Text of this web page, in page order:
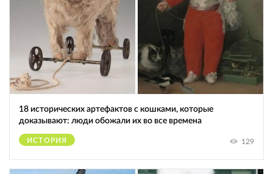
18 исторических артефактов с кошками, которые
доказывают: люди обожали их во все времена
ИСТОРИЯ 129